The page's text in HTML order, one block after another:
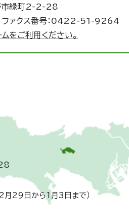
緑町2-2-28
ァクス番号：0422-51-9264
をご利用ください。
月29日から1月3日まで）